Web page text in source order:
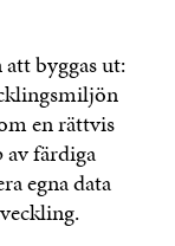
byggas ut:
en rättvis
färdiga
egna data